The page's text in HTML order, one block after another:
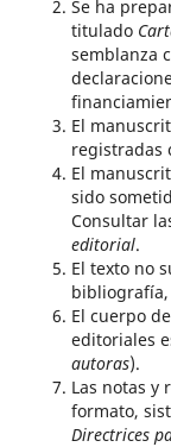
Se ha
titulado
semblanza
El
registradas
El
sido
Consultar
editorial.
El texto no
El cuerpo
editoriales
autoras).
Las notas y
formato,
Directrices